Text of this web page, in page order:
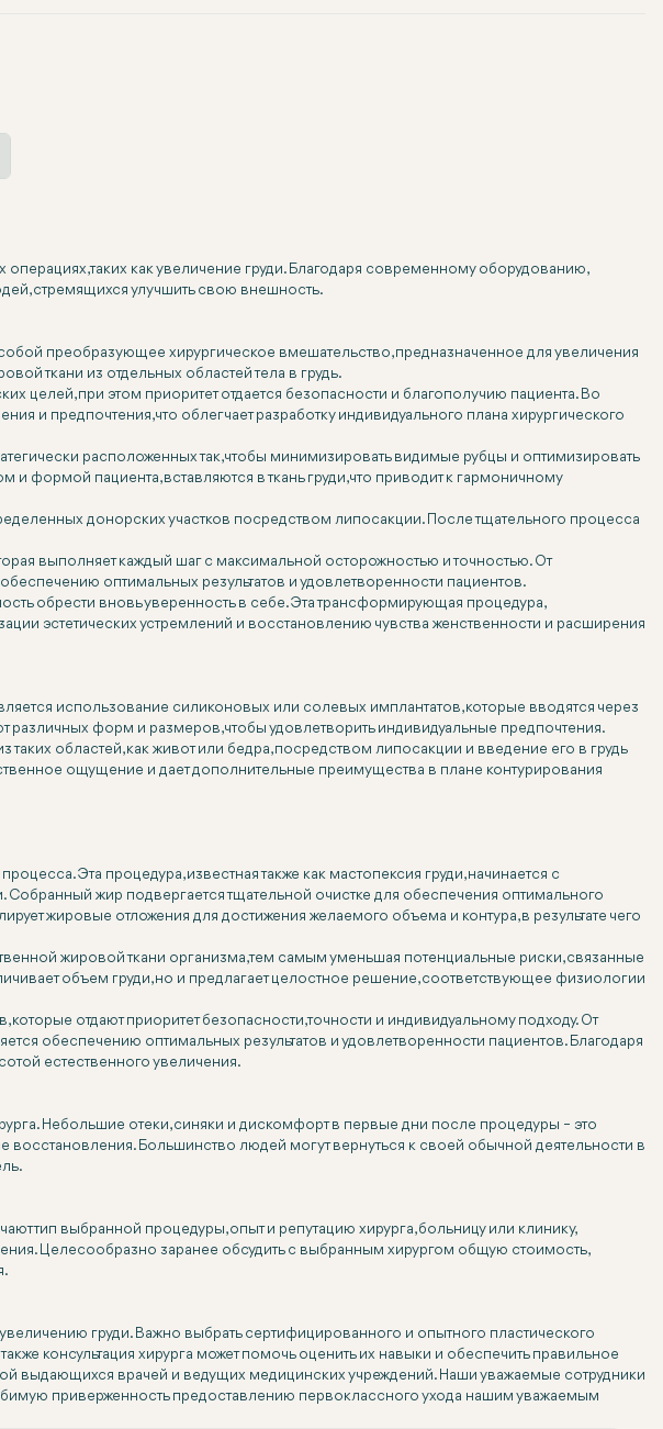
таких как увеличение груди. Благодаря современному оборудованию,
стремящихся улучшить свою внешность.
преобразующее хирургическое вмешательство, предназначенное для увеличения
ткани из отдельных областей тела в грудь.
целей, при этом приоритет отдается безопасности и благополучию пациента. Во
и предпочтения, что облегчает разработку индивидуального плана хирургического
расположенных так, чтобы минимизировать видимые рубцы и оптимизировать
формой пациента, вставляются в ткань груди, что приводит к гармоничному
донорских участков посредством липосакции. После тщательного процесса
выполняет каждый шаг с максимальной осторожностью и точностью. От
оптимальных результатов и удовлетворенности пациентов.
обрести вновь уверенность в себе. Эта трансформирующая процедура,
эстетических устремлений и восстановлению чувства женственности и расширения
использование силиконовых или солевых имплантатов, которые вводятся через
форм и размеров, чтобы удовлетворить индивидуальные предпочтения.
областей, как живот или бедра, посредством липосакции и введение его в грудь
ощущение и дает дополнительные преимущества в плане контурирования
Эта процедура, известная также как мастопексия груди, начинается с
жир подвергается тщательной очистке для обеспечения оптимального
жировые отложения для достижения желаемого объема и контура, в результате чего
жировой ткани организма, тем самым уменьшая потенциальные риски, связанные
объем груди, но и предлагает целостное решение, соответствующее физиологии
отдают приоритет безопасности, точности и индивидуальному подходу. От
обеспечению оптимальных результатов и удовлетворенности пациентов. Благодаря
естественного увеличения.
Небольшие отеки, синяки и дискомфорт в первые дни после процедуры – это
Большинство людей могут вернуться к своей обычной деятельности в
тип выбранной процедуры, опыт и репутацию хирурга, больницу или клинику,
Целесообразно заранее обсудить с выбранным хирургом общую стоимость,
груди. Важно выбрать сертифицированного и опытного пластического
консультация хирурга может помочь оценить их навыки и обеспечить правильное
выдающихся врачей и ведущих медицинских учреждений. Наши уважаемые сотрудники
приверженность предоставлению первоклассного ухода нашим уважаемым